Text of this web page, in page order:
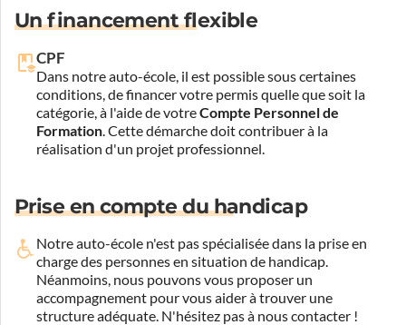
Un financement flexible
CPF
Dans notre auto-école, il est possible sous certaines
conditions, de financer votre permis quelle que soit la
catégorie, à l'aide de votreCompte Personnel de
Formation. Cette démarche doit contribuer à la
réalisation d'un projet professionnel.
Prise en compte du handicap
Notre auto-école n'est pas spécialisée dans la prise en
charge des personnes en situation de handicap.
Néanmoins, nous pouvons vous proposer un
accompagnement pour vous aider à trouver une
structure adéquate. N'hésitez pas à nous contacter !